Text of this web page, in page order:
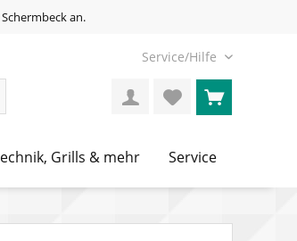
an.
Service/Hilfe
Grills & mehr Service